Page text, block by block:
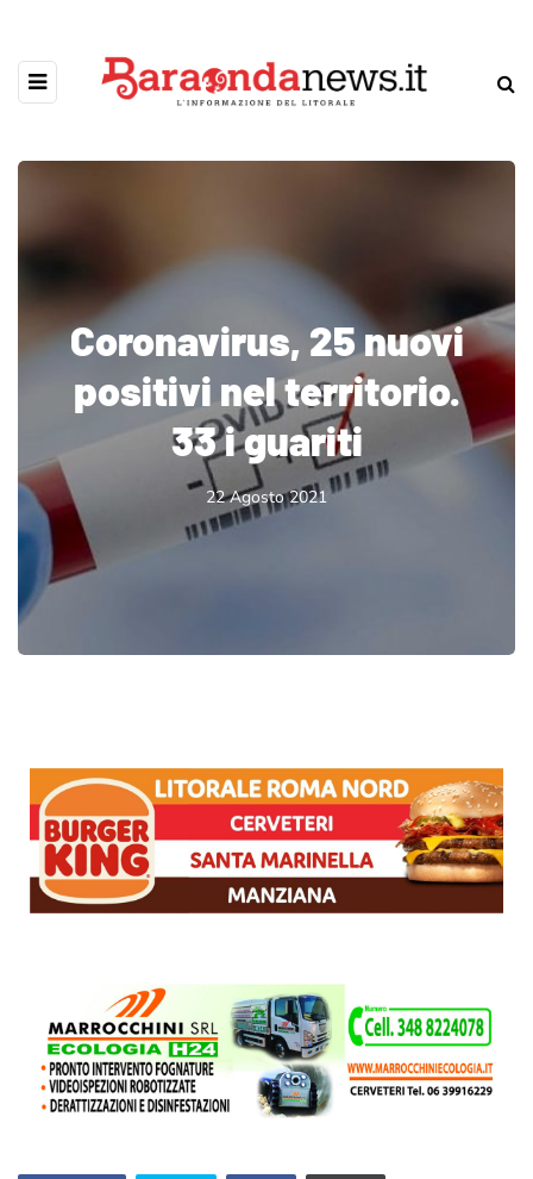
Coronavirus, 25 nuovi
positivi nel territorio.
33 i guariti
22 Agosto 2021